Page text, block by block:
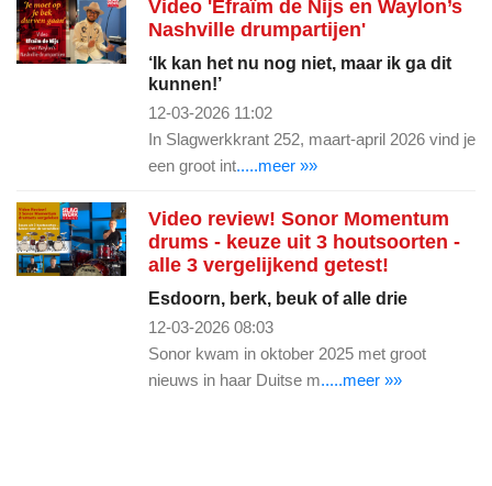
Video 'Efraïm de Nijs en Waylon’s
Nashville drumpartijen'
‘Ik kan het nu nog niet, maar ik ga dit
kunnen!’
12-03-2026 11:02
In Slagwerkkrant 252, maart-april 2026 vind je
een groot int.....meer »»
Video review! Sonor Momentum
drums - keuze uit 3 houtsoorten -
alle 3 vergelijkend getest!
Esdoorn, berk, beuk of alle drie
12-03-2026 08:03
Sonor kwam in oktober 2025 met groot
nieuws in haar Duitse m.....meer »»